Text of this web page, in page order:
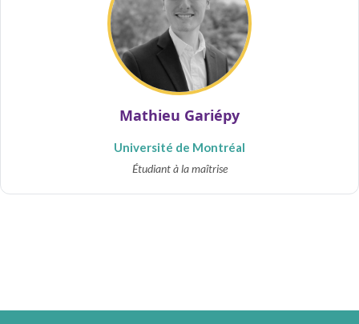
Mathieu Gariépy
Université de Montréal
Étudiant à la maîtrise